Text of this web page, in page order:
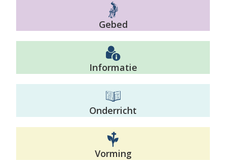
Gebed
Informatie
Onderricht
Vorming